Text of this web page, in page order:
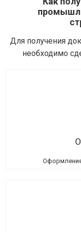
Для получения
необходимо